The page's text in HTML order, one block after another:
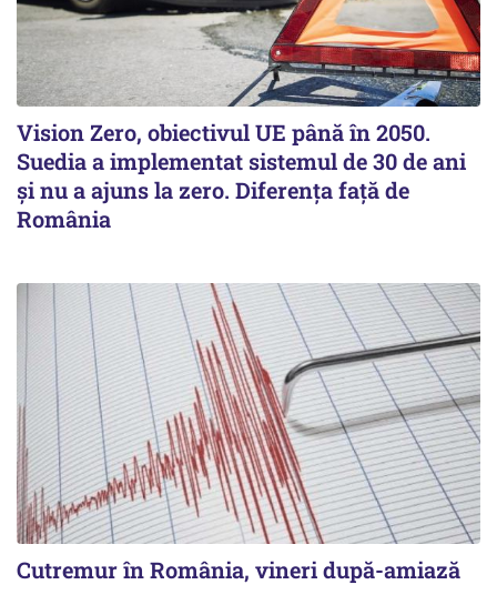
Vision Zero, obiectivul UE până în 2050.
Suedia a implementat sistemul de 30 de ani
şi nu a ajuns la zero. Diferenţa faţă de
România
Cutremur în România, vineri după-amiază